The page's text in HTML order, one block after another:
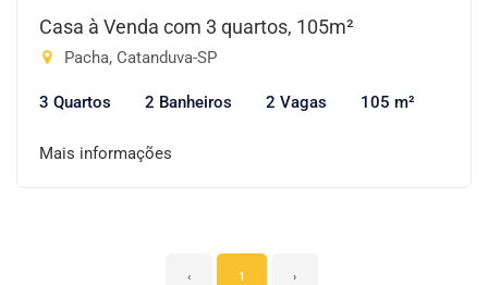
Casa à Venda com 3 quartos, 105m²
Pacha, Catanduva-SP
3 Quartos 2 Banheiros 2 Vagas 105 m²
Mais informações
‹ 1 ›